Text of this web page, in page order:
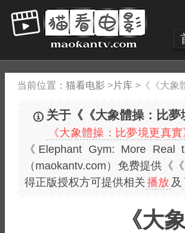
当前位置： 猫看电影 >片库 > 《《大象
关于《《大象體操：比
《大象體操：比夢境更真
《Elephant Gym: More
（maokantv.com）免费提供《
得正版授权方可提供相关 播放 及
《大